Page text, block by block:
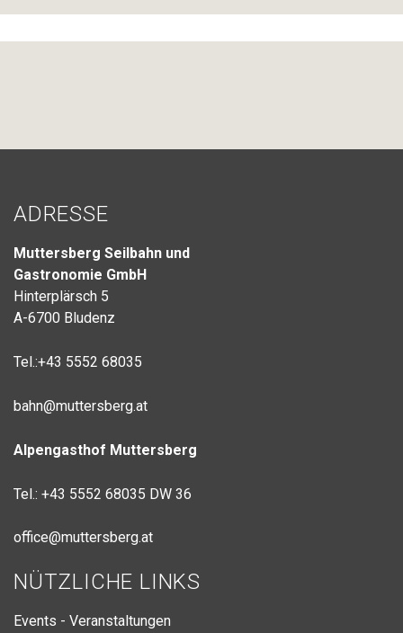
ADRESSE
Muttersberg Seilbahn und
Gastronomie GmbH
Hinterplärsch 5
A-6700 Bludenz
Tel.:+43 5552 68035
bahn@muttersberg.at
Alpengasthof Muttersberg
Tel.: +43 5552 68035 DW 36
office@muttersberg.at
NÜTZLICHE LINKS
Events - Veranstaltungen